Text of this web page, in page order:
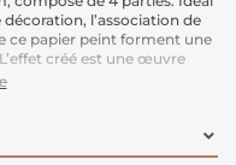
l’association de
ce papier peint forment une
créé est une œuvre
espace.
(hauteur)